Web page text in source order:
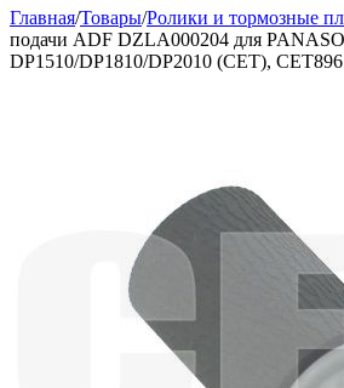
Главная/Товары/Ролики и тормозные
подачи ADF DZLA000204 для
DP1510/DP1810/DP2010 (CET),